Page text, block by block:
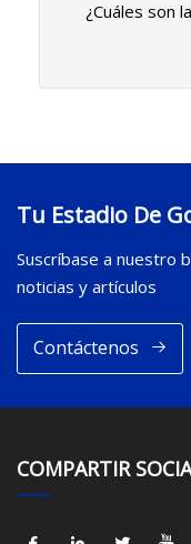
¿Cuáles son
Tu Estadio De
Suscríbase a nuestro
noticias y artículos
Contáctenos
COMPARTIR